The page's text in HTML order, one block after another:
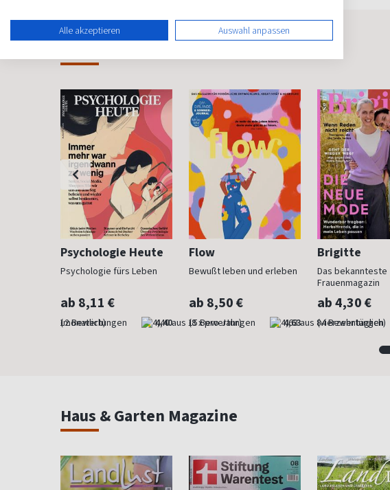
Psychologie Heute
Psychologie fürs Leben
ab 8,11 €
(monatlich) 4,40
Flow
Bewußt leben und erleben
ab 8,50 €
(8 x pro Jahr) 4,63
Brigitte
Das bekannteste
Frauenmagazin
ab 4,30 €
(vierzehntäglich)
Haus & Garten Magazine
Alle akzeptieren Auswahl anpassen